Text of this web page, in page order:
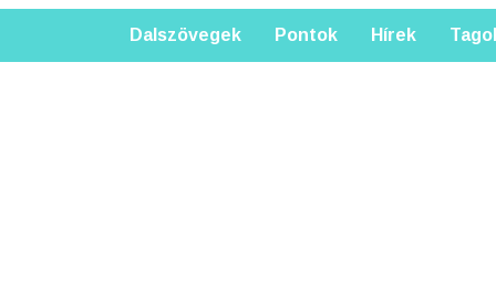
Dalszövegek Pontok Hírek